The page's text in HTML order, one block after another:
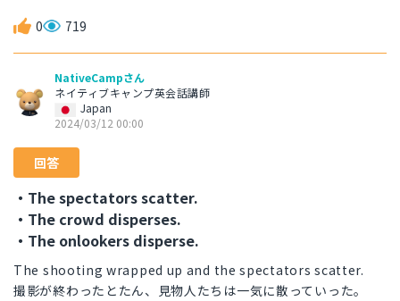
0 719
NativeCampさん
ネイティブキャンプ英会話講師
Japan
2024/03/12 00:00
回答
・The spectators scatter.
・The crowd disperses.
・The onlookers disperse.
The shooting wrapped up and the spectators scatter.
撮影が終わったとたん、見物人たちは一気に散っていった。